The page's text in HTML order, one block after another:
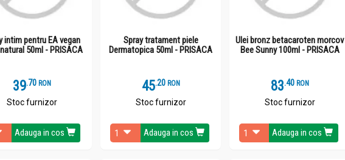
intim pentru EA vegan
50ml - PRISACA
39.7 RON
Stoc furnizor
Adauga in cos
Spray tratament piele
Dermatopica 50ml - PRISACA
45.2 RON
Stoc furnizor
Adauga in cos
Ulei bronz betacaroten morcov
Bee Sunny 100ml - PRISACA
83.4 RON
Stoc furnizor
Adauga in cos